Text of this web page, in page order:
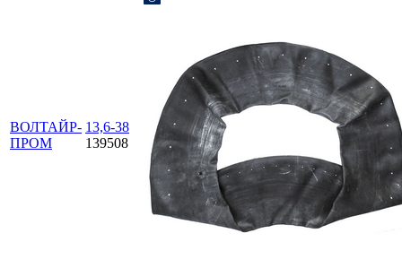
ВОЛТАЙР-
ПРОМ
13,6-38
139508